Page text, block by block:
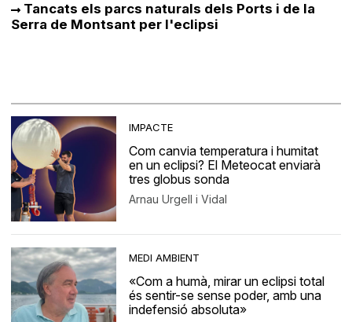
Tancats els parcs naturals dels Ports i de la
Serra de Montsant per l'eclipsi
IMPACTE
Com canvia temperatura i humitat
en un eclipsi? El Meteocat enviarà
tres globus sonda
Arnau Urgell i Vidal
MEDI AMBIENT
«Com a humà, mirar un eclipsi total
és sentir-se sense poder, amb una
indefensió absoluta»